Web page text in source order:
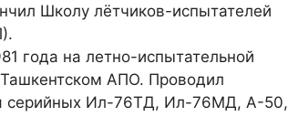
Школу лётчиков-испытателей
года на летно-испытательной
АПО. Проводил
серийных Ил-76ТД, Ил-76МД, А-50,